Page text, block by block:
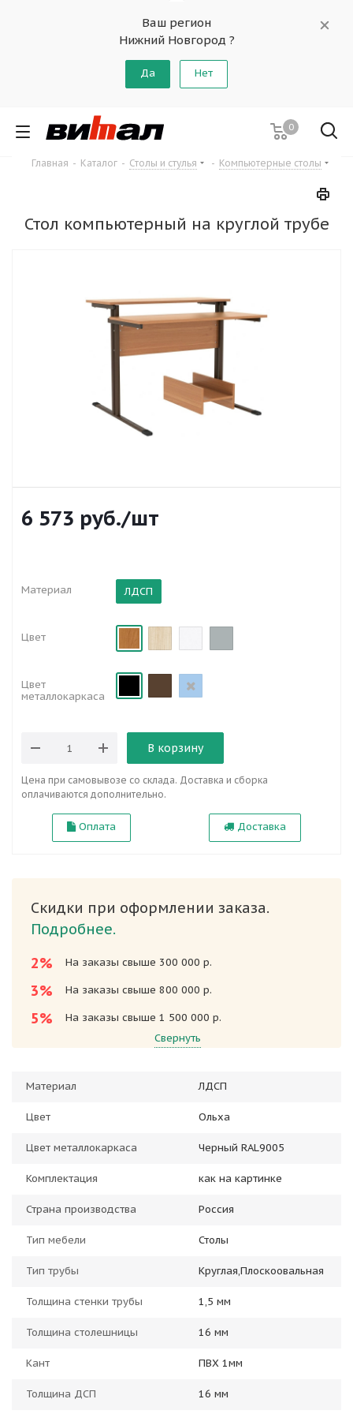
Ваш регион
Нижний Новгород ?
Да Нет
0
Главная - Каталог - Столы и стулья - Компьютерные столы
Стол компьютерный на круглой трубе
6 573 руб./шт
Материал ЛДСП
Цвет
Цвет
металлокаркаса
В корзину
Цена при самовывозе со склада. Доставка и сборка
оплачиваются дополнительно.
Оплата Доставка
Скидки при оформлении заказа.
Подробнее.
2%
На заказы свыше 300 000 р.
3% На заказы свыше 800 000 р.
5%
На заказы свыше 1 500 000 р.
Свернуть
Материал ЛДСП
Цвет Ольха
Цвет металлокаркаса Черный RAL9005
Комплектация как на картинке
Страна производства Россия
Тип мебели Столы
Тип трубы Круглая,Плоскоовальная
Толщина стенки трубы 1,5 мм
Толщина столешницы 16 мм
Кант ПВХ 1мм
Толщина ДСП 16 мм